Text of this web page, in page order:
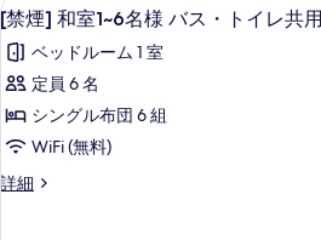
示
す
る
真
を
表
示
す
る
ー
あ
り、
バ
ス・
ト
様
シ
ャ
ワ
あ
り、
ス・
[禁
煙]
和
室
1~6
名
様
8
[禁煙] 和室1~6名様 バス・トイレ共用
ベッドルーム 1 室
定員 6 名
シングル布団 6 組
WiFi (無料)
詳細
[禁